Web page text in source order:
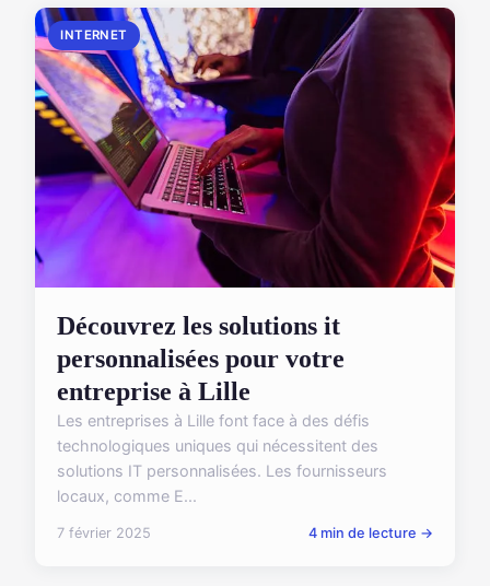
INTERNET
Découvrez les solutions it
personnalisées pour votre
entreprise à Lille
Les entreprises à Lille font face à des défis
technologiques uniques qui nécessitent des
solutions IT personnalisées. Les fournisseurs
locaux, comme E...
7 février 2025 4 min de lecture →